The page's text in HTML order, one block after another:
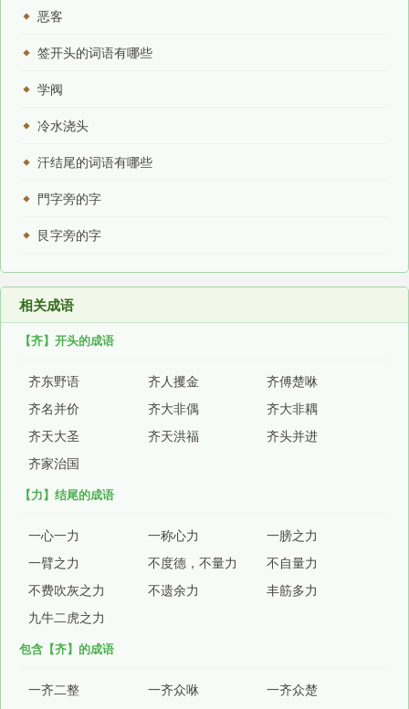
恶客
签开头的词语有哪些
学阀
冷水浇头
汗结尾的词语有哪些
門字旁的字
艮字旁的字
相关成语
【齐】开头的成语
齐东野语 齐人攫金
齐傅楚咻
齐名并价
齐大非偶
齐大非耦
齐天大圣
齐天洪福
齐头并进
齐家治国
【力】结尾的成语
一心一力 一称心力
一膀之力
一臂之力
不度德，不量力
不自量力
不费吹灰之力
不遗余力
丰筋多力
九牛二虎之力
包含【齐】的成语
一齐二整 一齐众咻
一齐众楚